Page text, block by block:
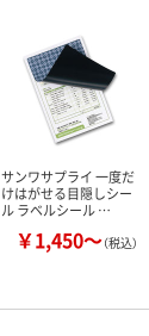
サンワサプライ 一度だ
けはがせる目隠しシー
ル ラベルシール …
￥1,450～（税込）